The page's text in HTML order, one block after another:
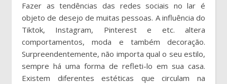
Fazer as tendências das redes sociais no lar é
objeto de desejo de muitas pessoas. A influência do
Tiktok, Instagram, Pinterest e etc. altera
comportamentos, moda e também decoração.
Surpreendentemente, não importa qual o seu estilo,
sempre há uma forma de refleti-lo em sua casa.
Existem diferentes estéticas que circulam na